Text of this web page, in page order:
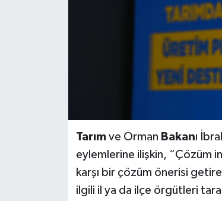
Tarımve Orman Bakanı
eylemlerine ilişkin, “Çözüm
karşı bir çözüm önerisi
ilgili il ya da ilçe örgütleri